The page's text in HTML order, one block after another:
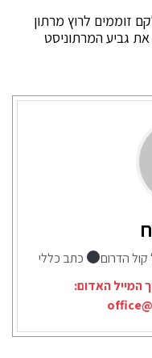
זוממים לרוץ מרתון
גביע המרתוניסט
הדרום
כתב כללי
המייל האדום: